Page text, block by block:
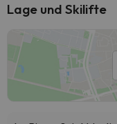
Lage und Skilifte